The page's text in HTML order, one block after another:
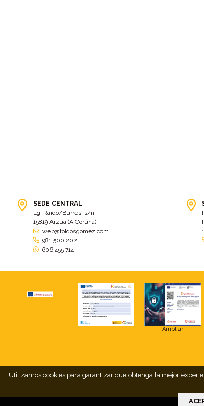
SEDE CENTRAL
Lg. Raído/Burres, s/n
15819 Arzúa (A Coruña)
web@toldosgomez.com
981 500 202
606 455 714
Ampliar
Utilizamos cookies para garantizar que obtenga la mejor